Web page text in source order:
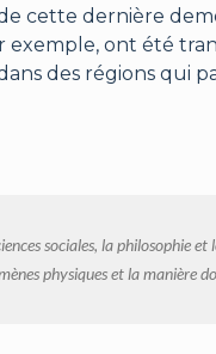
cette dernière
exemple, ont été
des régions qui
sociales, la philosophie
physiques et la manière